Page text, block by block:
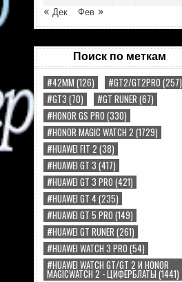
« Дек
Фев »
Поиск по меткам
#42MM (126) #GT2/GT2PRO (257)
#GT3 (70) #GT RUNER (67)
#HONOR GS PRO (330)
#HONOR MAGIC WATCH 2 (1729)
#HUAWEI FIT 2 (38)
#HUAWEI GT 3 (417)
#HUAWEI GT 3 PRO (421)
#HUAWEI GT 4(235)
#HUAWEI GT 5 PRO (149)
#HUAWEI GT RUNER (261)
#HUAWEI WATCH 3 PRO (54)
#HUAWEI WATCH GT/GT 2 И HONOR
MAGICWATCH 2 - ЦИФЕРБЛАТЫ(1441)